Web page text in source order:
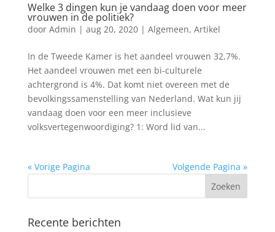
Welke 3 dingen kun je vandaag doen voor meer
vrouwen in de politiek?
door Admin | aug 20, 2020| Algemeen, Artikel
In de Tweede Kamer is het aandeel vrouwen 32,7%.
Het aandeel vrouwen met een bi-culturele
achtergrond is 4%. Dat komt niet overeen met de
bevolkingssamenstelling van Nederland. Wat kun jij
vandaag doen voor een meer inclusieve
volksvertegenwoordiging? 1: Word lid van...
« Vorige Pagina Volgende Pagina »
Recente berichten